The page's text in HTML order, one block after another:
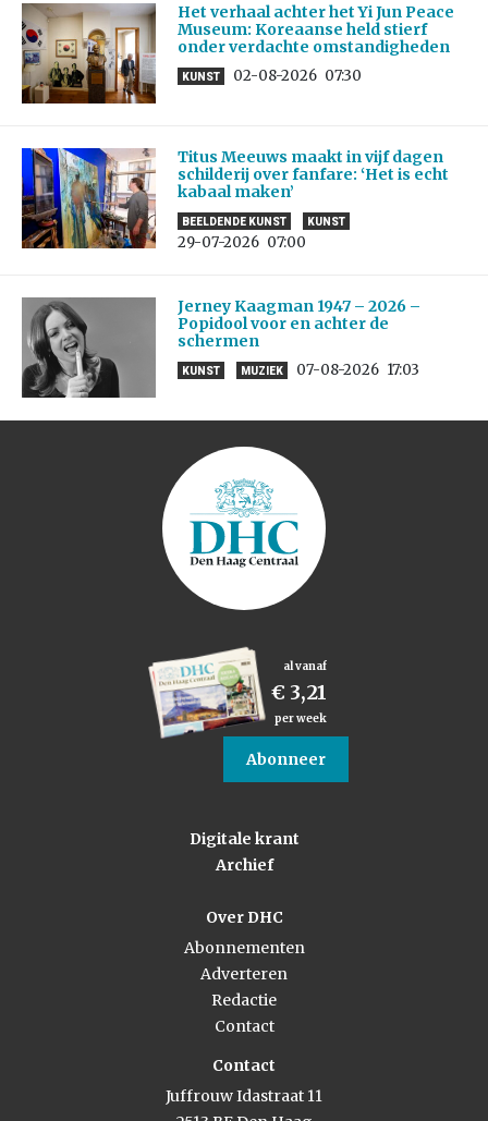
Het verhaal achter het Yi Jun Peace
Museum: Koreaanse held stierf
onder verdachte omstandigheden
KUNST 02-08-2026 07:30
Titus Meeuws maakt in vijf dagen
schilderij over fanfare: ‘Het is echt
kabaal maken’
BEELDENDE KUNST KUNST
29-07-2026 07:00
Jerney Kaagman 1947 – 2026 –
Popidool voor en achter de
schermen
KUNST MUZIEK 07-08-2026 17:03
al vanaf
€ 3,21
per week
Abonneer
Digitale krant
Archief
Over DHC
Abonnementen
Adverteren
Redactie
Contact
Contact
Juffrouw Idastraat 11